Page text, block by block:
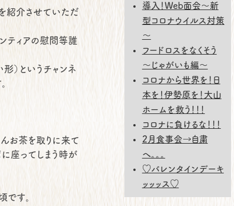
紹介させていただ
ティアの慰問等誰
）というチャンネ
お茶を取りに来て
座ってしまう時が
す。
導入！Web面会～新
型コロナウイルス対策
～
フードロスをなくそう
～じゃがいも編～
コロナから世界を！日
本を！伊勢原を！大山
ホームを救う！！！
コロナに負けるな！！！
2月食事会→自粛
へ。。。
♡バレンタインデーキ
ッッッス♡